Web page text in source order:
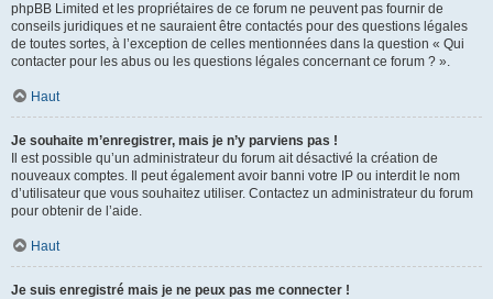
phpBB Limited et les propriétaires de ce forum ne peuvent pas fournir de
conseils juridiques et ne sauraient être contactés pour des questions légales
de toutes sortes, à l’exception de celles mentionnées dans la question « Qui
contacter pour les abus ou les questions légales concernant ce forum ? ».
Haut
Je souhaite m’enregistrer, mais je n’y parviens pas !
Il est possible qu’un administrateur du forum ait désactivé la création de
nouveaux comptes. Il peut également avoir banni votre IP ou interdit le nom
d’utilisateur que vous souhaitez utiliser. Contactez un administrateur du forum
pour obtenir de l’aide.
Haut
Je suis enregistré mais je ne peux pas me connecter !